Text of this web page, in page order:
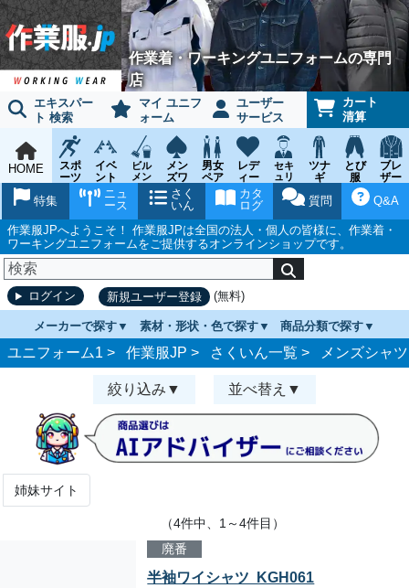
作業着・ワーキングユニフォームの専門
店
エキスパー
ト 検索
マイ ユニフ
ォーム
ユーザー
サービス
カート
清算
HOME
スポ
ーツ
ウェ
イベ
ント
チー
ム
ビル
メン
ンス
メン
ズワ
ーキ
ング
男女
ペア
レデ
ィー
ス
ワー
キン
グ
セキ
ュリ
ティ
ウェ
ツナ
ギ
とび
服
鳶作
業用
ブレ
ザー
ツ
Q&A
質問
カタ
ログ
さく
いん
ニュ
ース
特集
作業服JPへようこそ！ 作業服JPは全国の法人・個人の皆様に、作業着・
ワーキングユニフォームをご提供するオンラインショップです。
ログイン 新規ユーザー登録 (無料)
メーカーで探す 素材・形状・色で探す 商品分類で探す
ユニフォーム1 > 作業服JP > さくいん一覧 > メンズシャツ
絞り込み 並べ替え
姉妹サイト
（4件中、1～4件目）
廃番
半袖ワイシャツ KGH061